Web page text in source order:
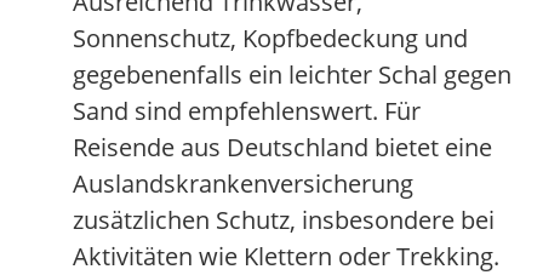
Sonnenschutz, Kopfbedeckung und
gegebenenfalls ein leichter Schal gegen
Sand sind empfehlenswert. Für
Reisende aus Deutschland bietet eine
Auslandskrankenversicherung
zusätzlichen Schutz, insbesondere bei
Aktivitäten wie Klettern oder Trekking.